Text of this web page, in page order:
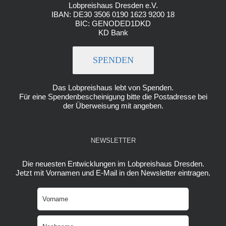
Lobpreishaus Dresden e.V.
IBAN: DE30 3506 0190 1623 9200 18
BIC: GENODED1DKD
KD Bank
SPENDEN
Das Lobpreishaus lebt von Spenden.
Für eine Spendenbescheinigung bitte die Postadresse bei
der Überweisung mit angeben.
NEWSLETTER
Die neuesten Entwicklungen im Lobpreishaus Dresden.
Jetzt mit Vornamen und E-Mail in den Newsletter eintragen.